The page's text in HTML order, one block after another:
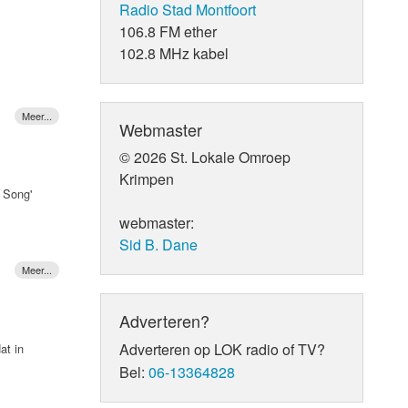
in
Radio Stad Montfoort
106.8 FM ether
102.8 MHz kabel
Webmaster
© 2026 St. Lokale Omroep
Krimpen
webmaster:
Sid B. Dane
Adverteren?
Adverteren op LOK radio of TV?
Bel:06-13364828